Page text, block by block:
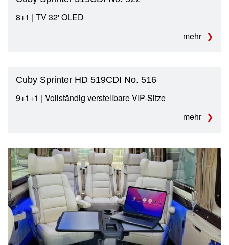
8+1 | TV 32' OLED
mehr
Cuby Sprinter HD 519CDI No. 516
9+1+1 | Vollständig verstellbare VIP-Sitze
mehr